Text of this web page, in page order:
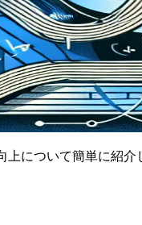
について簡単に紹